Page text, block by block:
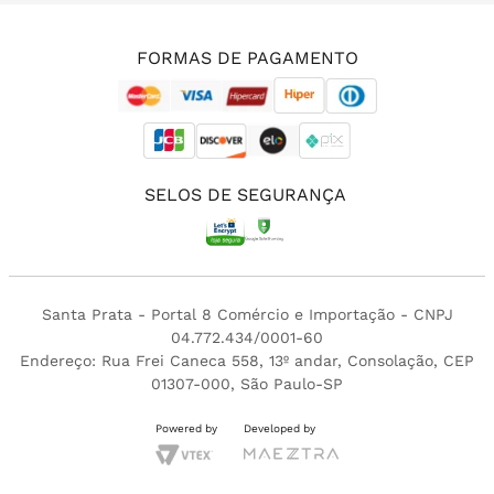
FORMAS DE PAGAMENTO
SELOS DE SEGURANÇA
Santa Prata - Portal 8 Comércio e Importação - CNPJ
04.772.434/0001-60
Endereço: Rua Frei Caneca 558, 13º andar, Consolação, CEP
01307-000, São Paulo-SP
Powered by Developed by